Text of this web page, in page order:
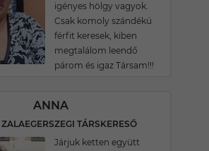
igényes hölgy vagyok.
Csak komoly szándékú
férfit keresek, kiben
megtalálom leendő
párom és igaz Társam!!!
ANNA
ZALAEGERSZEGI TÁRSKERESŐ
Járjuk ketten együtt